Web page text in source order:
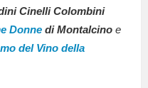
Cinelli Colombini
Donne di Montalcino e
del Vino della